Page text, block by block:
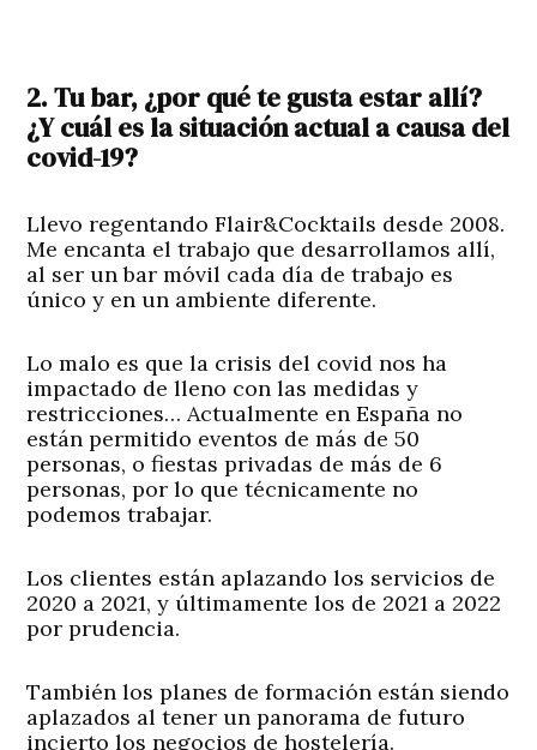
2. Tu bar, ¿por qué te gusta estar allí?
¿Y cuál es la situación actual a causa del
covid-19?
Llevo regentando Flair&Cocktails desde 2008.
Me encanta el trabajo que desarrollamos allí,
al ser un bar móvil cada día de trabajo es
único y en un ambiente diferente.
Lo malo es que la crisis del covid nos ha
impactado de lleno con las medidas y
restricciones… Actualmente en España no
están permitido eventos de más de 50
personas, o fiestas privadas de más de 6
personas, por lo que técnicamente no
podemos trabajar.
Los clientes están aplazando los servicios de
2020 a 2021, y últimamente los de 2021 a 2022
por prudencia.
También los planes de formación están siendo
aplazados al tener un panorama de futuro
incierto los negocios de hostelería.